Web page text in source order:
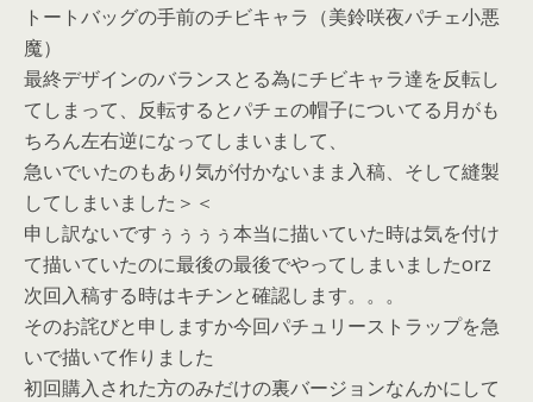
トートバッグの手前のチビキャラ（美鈴咲夜パチェ小悪
魔）
最終デザインのバランスとる為にチビキャラ達を反転し
てしまって、反転するとパチェの帽子についてる月がも
ちろん左右逆になってしまいまして、
急いでいたのもあり気が付かないまま入稿、そして縫製
してしまいました＞＜
申し訳ないですぅぅぅぅ本当に描いていた時は気を付け
て描いていたのに最後の最後でやってしまいましたorz
次回入稿する時はキチンと確認します。。。
そのお詫びと申しますか今回パチュリーストラップを急
いで描いて作りました
初回購入された方のみだけの裏バージョンなんかにして